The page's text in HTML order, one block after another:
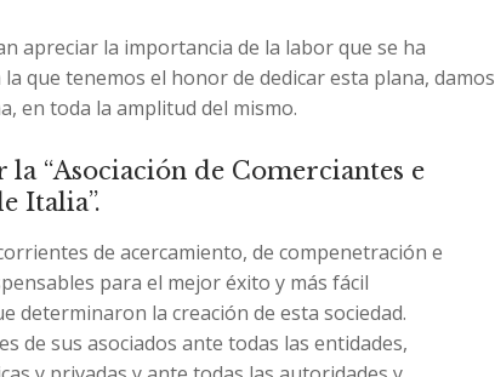
apreciar la importancia de la labor que se ha
que tenemos el honor de dedicar esta plana, damos
en toda la amplitud del mismo.
“Asociación de Comerciantes e
Italia”.
de acercamiento, de compenetración e
para el mejor éxito y más fácil
determinaron la creación de esta sociedad.
de sus asociados ante todas las entidades,